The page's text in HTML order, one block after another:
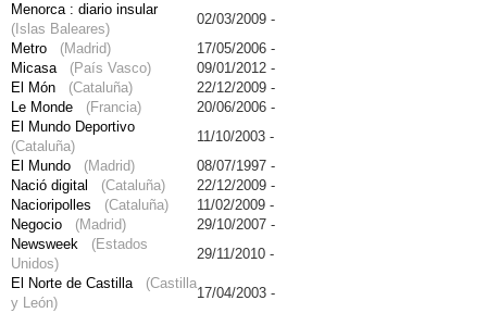
Menorca : diario insular
(Islas Baleares)
02/03/2009 -
Metro (Madrid)
17/05/2006 -
Micasa (País Vasco)
09/01/2012 -
El Món (Cataluña)
22/12/2009 -
Le Monde (Francia)
20/06/2006 -
El Mundo Deportivo
(Cataluña)
11/10/2003 -
El Mundo (Madrid)
08/07/1997 -
Nació digital (Cataluña)
22/12/2009 -
Nacioripolles (Cataluña)
11/02/2009 -
Negocio (Madrid)
29/10/2007 -
Newsweek (Estados
Unidos)
29/11/2010 -
El Norte de Castilla (Castilla
y León)
17/04/2003 -